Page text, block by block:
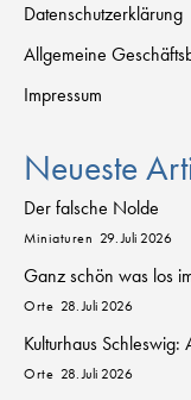
Datenschutzerklärung
Allgemeine
Impressum
Neueste
Der falsche Nolde
Miniaturen 29. Juli 2026
Ganz schön was los
Orte 28. Juli 2026
Kulturhaus Schleswig:
Orte 28. Juli 2026